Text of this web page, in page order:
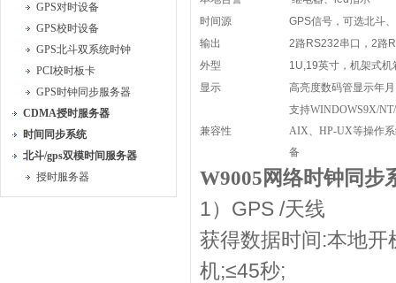
GPS对时设备
GPS校时设备
GPS北斗双系统时钟
PCI校时板卡
GPS时钟同步服务器
CDMA授时服务器
时间同步系统
北斗/gps双模时间服务器
授时服务器
时间源
GPS信号，可选北斗、
输出
2路RS232串口， 2路
外型
1U,19英寸，机架式机
显示
高亮度数码管显示年
兼容性
支持WINDOWS9X/
AIX、 HP-UX等操作
备
W9005 网络时钟同步
1） GPS /天线
获得数据时间 :本地开
机;≤45秒;